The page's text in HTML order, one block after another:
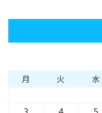
月 火 水